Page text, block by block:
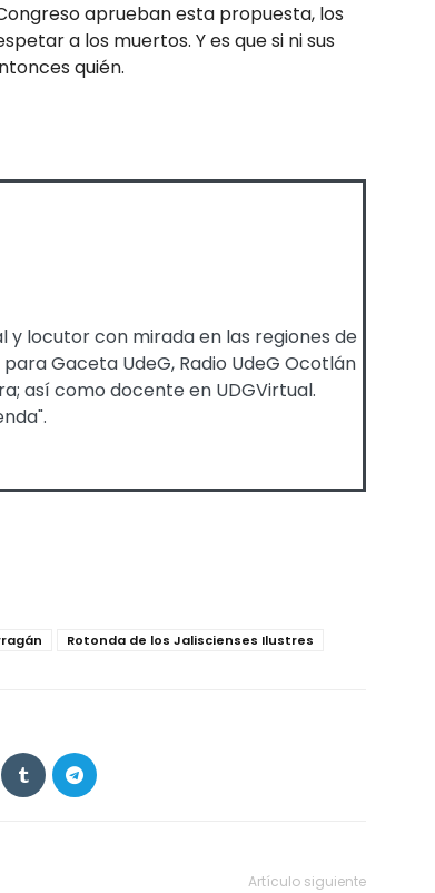
aprueban esta propuesta, los
a los muertos. Y es que si ni sus
quién.
y locutor con mirada en las regiones de
Gaceta UdeG, Radio UdeG Ocotlán
así como docente en UDGVirtual.
Rotonda de los Jaliscienses Ilustres
Artículo siguiente